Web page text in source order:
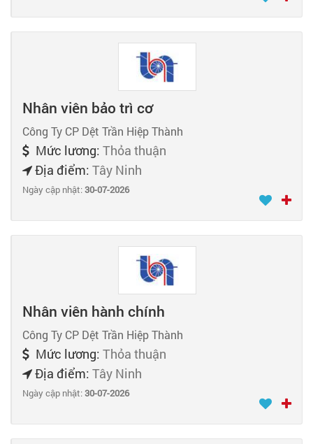
Nhân viên bảo trì cơ
Công Ty CP Dệt Trần Hiệp Thành
Mức lương: Thỏa thuận
Địa điểm: Tây Ninh
Ngày cập nhật:30-07-2026
Nhân viên hành chính
Công Ty CP Dệt Trần Hiệp Thành
Mức lương: Thỏa thuận
Địa điểm: Tây Ninh
Ngày cập nhật:30-07-2026